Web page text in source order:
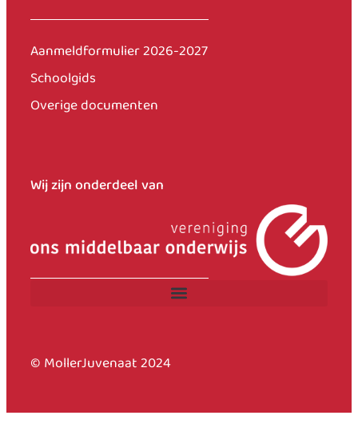
Aanmeldformulier 2026-2027
Schoolgids
Overige documenten
Wij zijn onderdeel van
© MollerJuvenaat 2024